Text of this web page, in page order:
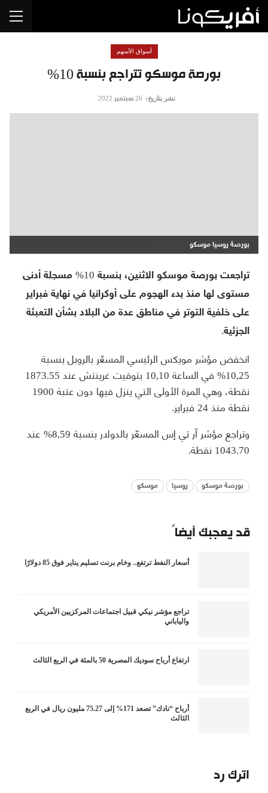
بورصة موسكو تتراجع بنسبة 10%
أسواق الأسهم
نشر بتاريخ: 26 سبتمبر 2022
بورصة روسيا موسكو
تراجعت بورصة موسكو الاثنين، بنسبة 10% مسجلة أدنى
مستوى لها منذ بدء الهجوم على أوكرانيا في نهاية فبراير
على خلفية التوتر في مناطق عدة من البلاد بشأن التعبئة
الجزئية.
انخفض مؤشر مويكس الرئيسي المسعّر بالروبل بنسبة
10,25% في الساعة 10,10 بتوقيت غرينتش عند 1873.55
نقطة، وهي المرة الأولى التي ينزل فيها دون عتبة 1900
نقطة منذ 24 فبراير.
وتراجع مؤشر آر تي إس المسعّر بالدولار بنسبة 8,59% عند
1043.70 نقطة.
بورصة موسكو روسيا موسكو
قد يعجبك أيضاً
أسعار النفط ترتفع.. وخام برنت تسليم يناير فوق 85 دولارًا
تراجع مؤشر نيكي قبيل اجتماعات المركزيين الأمريكي
والياباني
ارتفاع أرباح سوديك المصرية 50 بالمئة في الربع الثالث
أرباح “نادك” تصعد 171% إلى 75.27 مليون ريال في الربع
الثالث
اترك رد